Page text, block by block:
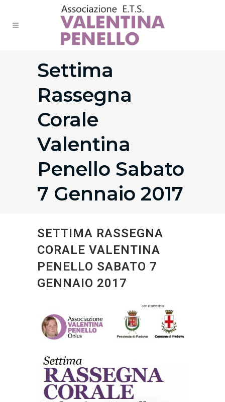
Settima
Rassegna
Corale
Valentina
Penello Sabato
7 Gennaio 2017
SETTIMA RASSEGNA
CORALE VALENTINA
PENELLO SABATO 7
GENNAIO 2017